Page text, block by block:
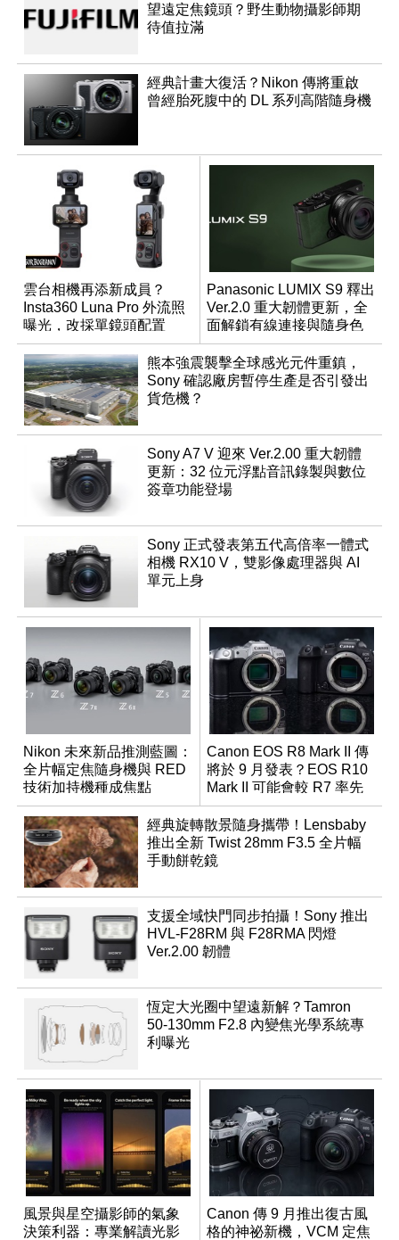
望遠定焦鏡頭？野生動物攝影師期
待值拉滿
經典計畫大復活？Nikon 傳將重啟
曾經胎死腹中的 DL 系列高階隨身機
雲台相機再添新成員？
Insta360 Luna Pro 外流照
曝光，改採單鏡頭配置
Panasonic LUMIX S9 釋出
Ver.2.0 重大韌體更新，全
面解鎖有線連接與隨身色
調編輯
熊本強震襲擊全球感光元件重鎮，
Sony 確認廠房暫停生產是否引發出
貨危機？
Sony A7 V 迎來 Ver.2.00 重大韌體
更新：32 位元浮點音訊錄製與數位
簽章功能登場
Sony 正式發表第五代高倍率一體式
相機 RX10 V，雙影像處理器與 AI
單元上身
Nikon 未來新品推測藍圖：
全片幅定焦隨身機與 RED
技術加持機種成焦點
Canon EOS R8 Mark II 傳
將於 9 月發表？EOS R10
Mark II 可能會較 R7 率先
推出
經典旋轉散景隨身攜帶！Lensbaby
推出全新 Twist 28mm F3.5 全片幅
手動餅乾鏡
支援全域快門同步拍攝！Sony 推出
HVL-F28RM 與 F28RMA 閃燈
Ver.2.00 韌體
恆定大光圈中望遠新解？Tamron
50-130mm F2.8 內變焦光學系統專
利曝光
風景與星空攝影師的氣象
決策利器：專業解讀光影
Canon 傳 9 月推出復古風
格的神祕新機，VCM 定焦